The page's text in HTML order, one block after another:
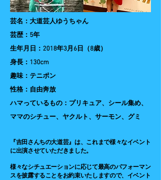
芸名：大道芸人ゆうちゃん
​芸歴：5年
生年月日：2018年3月6日（8歳）
身長：130cm
趣味：テニポン
​性格：自由奔放
ハマっているもの：プリキュア、シール集め、
ママのシチュー、ヤクルト、サーモン、グミ
『吉田さんちの大道芸』は​、これまで様々なイベント
に出演させていただきました。
様々なシチュエーションに応じて最高のパフォーマン
スを披露することをお約束いたしますので、イベント